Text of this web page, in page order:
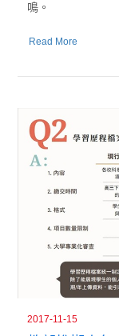
鳴。
Read More
2017-11-15